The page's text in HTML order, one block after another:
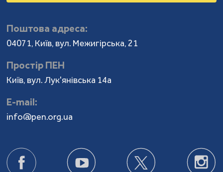
Поштова адреса:
04071, Київ, вул. Межигірська, 21
Простір ПЕН
Київ, вул. Лук'янівська 14а
Е-mail:
info@pen.org.ua